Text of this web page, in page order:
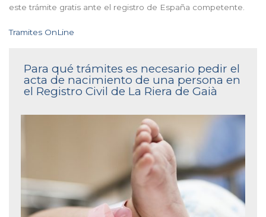
este trámite gratis ante el registro de España competente.
Tramites OnLine
Para qué trámites es necesario pedir el
acta de nacimiento de una persona en
el Registro Civil de La Riera de Gaià